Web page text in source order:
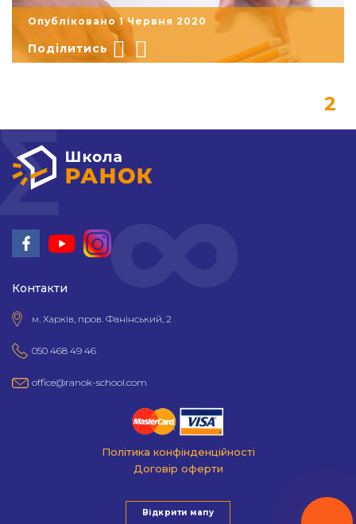
Опубліковано 1 Червня 2020
Поділитись
2
Контакти
м. Харків, пров. Фанінський, 2
050 468 49 46
office@ranok-school.com
Політика конфінденційності
Договір оферти
Відкрити мапу